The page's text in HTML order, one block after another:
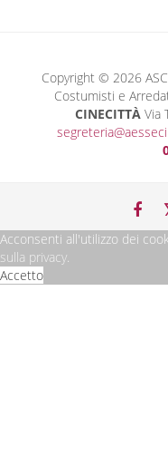
Copyright © 2026
Costumisti e
CINECITTÀVia
Acconsenti all'utilizzo dei
sulla privacy.
Accetto